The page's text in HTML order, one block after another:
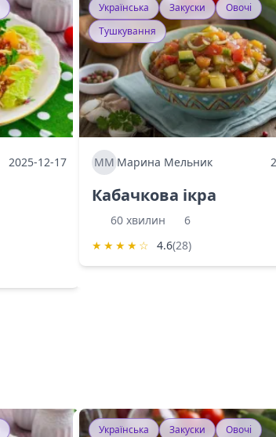
2025-12-17
Українська Закуски
Овочі
Тушкування
ММ Марина Мельник
Кабачкова ікра
60 хвилин
6
★ ★ ★ ★ ☆ 4.6(28)
Українська Закуски
Овочі